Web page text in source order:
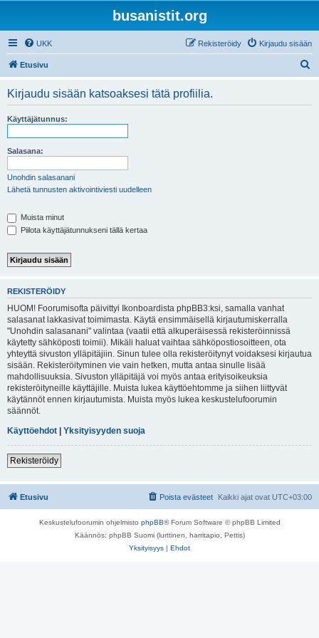
busanistit.org
UKK Kirjaudu sisään
Rekisteröidy
Etusivu
Kirjaudu sisään katsoaksesi tätä profiilia.
Käyttäjätunnus:
Salasana:
Unohdin salasanani
Lähetä tunnusten aktivointiviesti uudelleen
Muista minut
Piilota käyttäjätunnukseni tällä kertaa
REKISTERÖIDY
HUOM! Foorumisofta päivittyi Ikonboardista phpBB3:ksi, samalla vanhat
salasanat lakkasivat toimimasta. Käytä ensimmäisellä kirjautumiskerralla
"Unohdin salasanani" valintaa (vaatii että alkuperäisessä rekisteröinnissä
käytetty sähköposti toimii). Mikäli haluat vaihtaa sähköpostiosoitteen, ota
yhteyttä sivuston ylläpitäjiin. Sinun tulee olla rekisteröitynyt voidaksesi kirjautua
sisään. Rekisteröityminen vie vain hetken, mutta antaa sinulle lisää
mahdollisuuksia. Sivuston ylläpitäjä voi myös antaa erityisoikeuksia
rekisteröityneille käyttäjille. Muista lukea käyttöehtomme ja siihen liittyvät
käytännöt ennen kirjautumista. Muista myös lukea keskustelufoorumin
säännöt.
Käyttöehdot | Yksityisyyden suoja
Rekisteröidy
Etusivu Kaikki ajat ovat UTC+03:00
Poista evästeet
Keskustelufoorumin ohjelmisto phpBB® Forum Software © phpBB Limited
Käännös: phpBB Suomi (lurttinen, harritapio, Pettis)
Yksityisyys | Ehdot